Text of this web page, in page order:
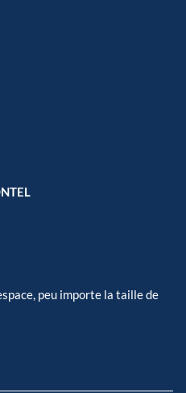
peu importe la taille de